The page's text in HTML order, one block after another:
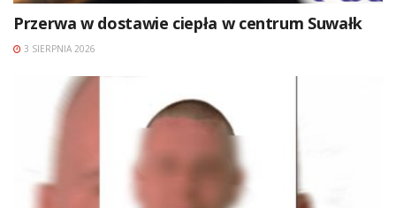
Przerwa w dostawie ciepła w centrum Suwałk
3 SIERPNIA 2026